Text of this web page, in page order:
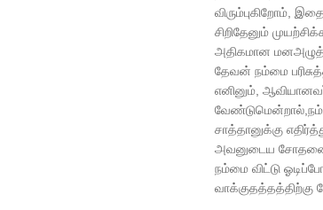
விரும்புகிறோம்,
சிறிதேனும்
அதிகமான
தேவன் நம்மை
எனினும்,
சாத்தானுக்கு
அவனுடைய
நம்மை விட்டு
வாக்குதத்தத்திற்கு